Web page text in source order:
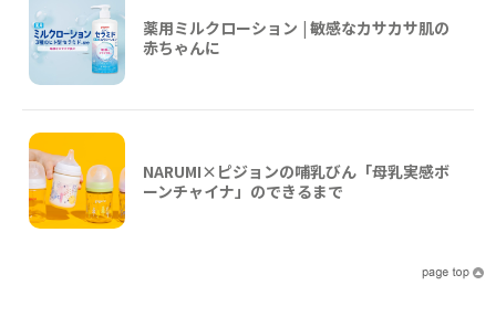
薬用ミルクローション | 敏感なカサカサ肌の
赤ちゃんに
NARUMI×ピジョンの哺乳びん「母乳実感ボ
ーンチャイナ」のできるまで